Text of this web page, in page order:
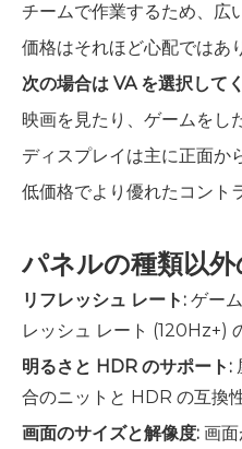
チームで作業するため、広
価格はそれほど心配ではあ
次の場合は VA を選択して
映画を見たり、ゲームをし
ディスプレイは主に正面か
低価格でより優れたコント
パネルの種類以
リフレッシュ レート: ゲー
レッシュ レート (120Hz+)
明るさと HDR のサポート:
合のニットと HDR の互換
画面のサイズと解像度: 画